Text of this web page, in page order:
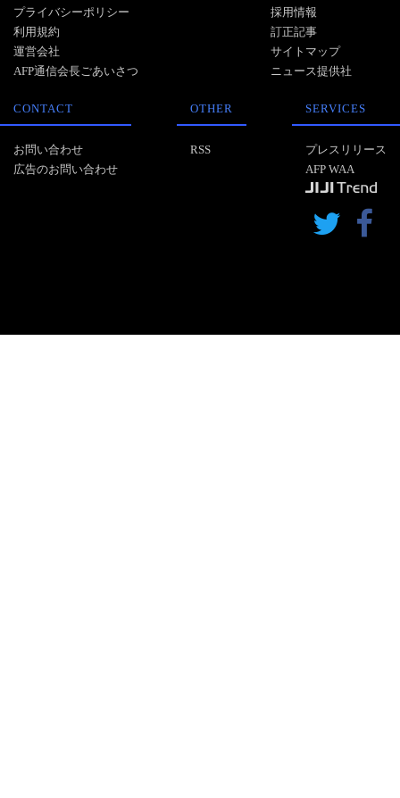
プライバシーポリシー
利用規約
運営会社
AFP通信会長ごあいさつ
採用情報
訂正記事
サイトマップ
ニュース提供社
CONTACT
お問い合わせ
広告のお問い合わせ
OTHER
RSS
SERVICES
プレスリリース
AFP WAA